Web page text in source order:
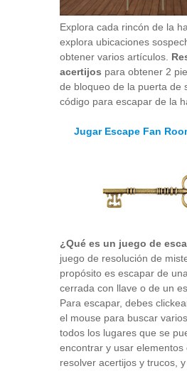
Explora cada rincón de la
explora ubicaciones
obtener varios artículos.
acertijos para obtener 2
de bloqueo de la puerta de
código para escapar de la
Jugar Escape Fan
¿Qué es un juego de
juego de resolución de
propósito es escapar de
cerrada con llave o de un
Para escapar, debes
el mouse para buscar
todos los lugares que se
encontrar y usar elementos
resolver acertijos y trucos,